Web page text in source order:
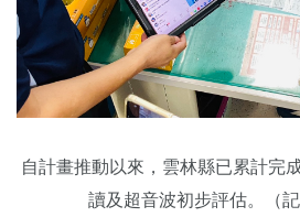
自計畫推動以來，雲林縣已累計完
讀及超音波初步評估。（記